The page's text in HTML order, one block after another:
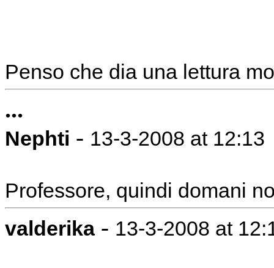
Penso che dia una lettura
...
Nephti - 13-3-2008 at 12:13
Professore, quindi domani
valderika- 13-3-2008 at